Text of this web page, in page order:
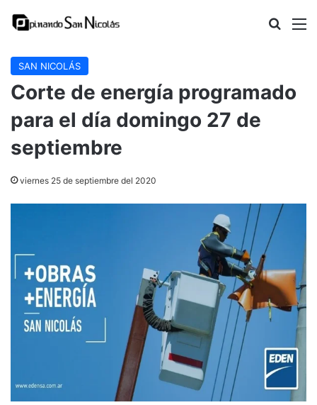
Buscar
SAN NICOLÁS
Corte de energía programado
para el día domingo 27 de
septiembre
viernes 25 de septiembre del 2020